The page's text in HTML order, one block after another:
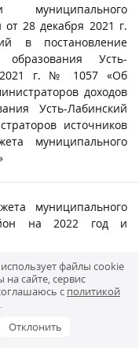
муниципального
28 декабря 2021 г.
в постановление
образования Усть-
г. № 1057 «Об
доходов
Усть-Лабинский
источников
муниципального
муниципального
на 2022 год и
муниципального
края
изменений в
муниципального
файлы cookie
сайте, сервис
с политикой
Отклонить